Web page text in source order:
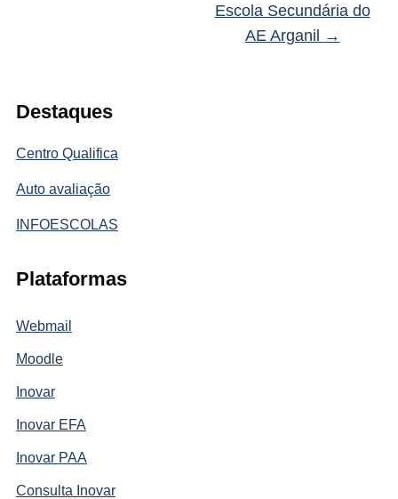
Destaques
Centro Qualifica
Auto avaliação
INFOESCOLAS
Plataformas
Webmail
Moodle
Inovar
Inovar EFA
Inovar PAA
Consulta Inovar
Escola Secundária do
AE Arganil →